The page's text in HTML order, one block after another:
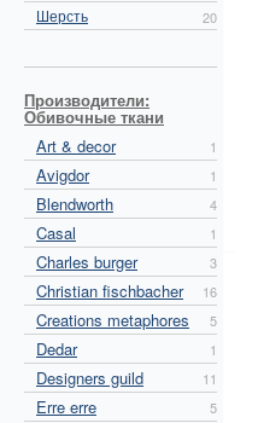
Шерсть 20
Производители:
Обивочные ткани
Art & decor
1
Avigdor 1
Blendworth 4
Casal 1
Charles burger 3
Christian fischbacher 16
Creations metaphores 5
Dedar 1
Designers guild 11
Erre erre 5